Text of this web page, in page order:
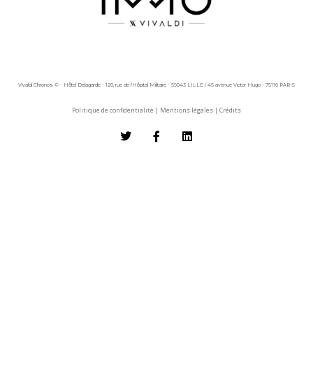
Vivaldi Chronos © - Hôtel Delagarde - 120, rue de l'Hôpital Militaire - 59043 LILLE / 45 avenue Victor Hugo - 75116 PARIS
Politique de confidentialité | Mentions légales | Crédits